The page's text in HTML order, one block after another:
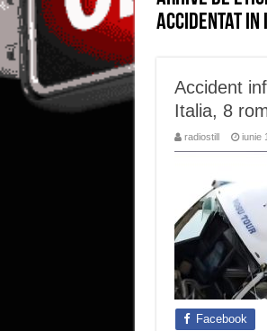
accidentat
Accident
Italia, 8
radiostill iunie
Facebook